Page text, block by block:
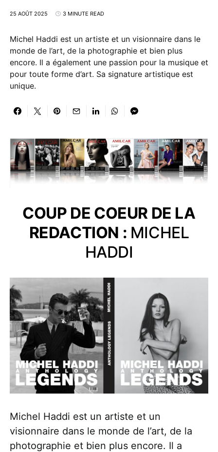
25 AOÛT 2025 3 MINUTE READ
Michel Haddi est un artiste et un visionnaire dans le
monde de l’art, de la photographie et bien plus
encore. Il a également une passion pour la musique et
pour toute forme d’art. Sa signature artistique est
unique.
COUP DE COEUR DE LA
REDACTION : MICHEL
HADDI
Michel Haddi est un artiste et un
visionnaire dans le monde de l’art, de la
photographie et bien plus encore. Il a